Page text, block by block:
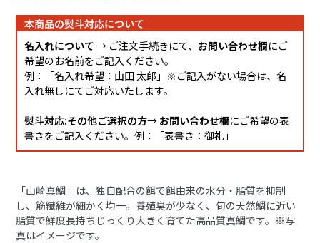
本商品の熨斗対応について
名入れについて → ご注文手続きにて、 お問い合わせ欄にご
希望のお名前をご記入ください。
例：「名入れ希望：山田 太郎」※ご記入がない場合は、名
入れ無しにてご対応いたします。
熨斗対応:その他ご選択の方→ お問い合わせ欄にご希望の表
書きをご記入ください。例：「表書き：御礼」
「山崎真鯛」は、独自配合の餌で餌由来の水分・脂質を抑制
し、筋繊維が細かく均一。養殖臭が少なく、旬の天然鯛に近い
脂質で鮮度長持ちじっくり大きく育てた高品質真鯛です。※写
真はイメージです。